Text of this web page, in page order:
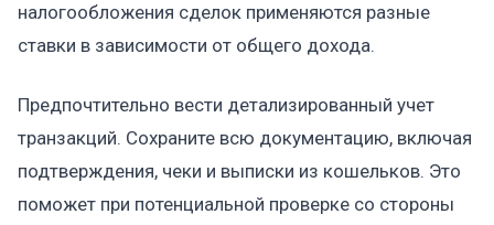
налогообложения сделок применяются разные
ставки в зависимости от общего дохода.
Предпочтительно вести детализированный учет
транзакций. Сохраните всю документацию, включая
подтверждения, чеки и выписки из кошельков. Это
поможет при потенциальной проверке со стороны